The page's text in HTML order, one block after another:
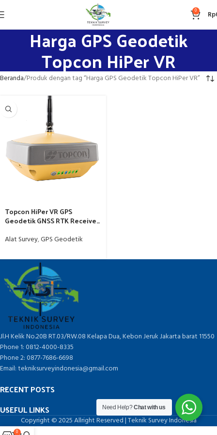
0 Rp
Harga GPS Geodetik
Topcon HiPer VR
Beranda Produk dengan tag “Harga GPS Geodetik Topcon HiPer VR”
Topcon HiPer VR GPS
Geodetik GNSS RTK Receiver
Alat Survey,GPS Geodetik
Jl.H Kelik No.20B RT.03/RW.08 Kelapa Dua, Kebon Jeruk Jakarta barat 11550
Phone 1: 0812-4000-8335
Phone 2: 0877-7686-6698
Email: tekniksurveyindonesia@gmail.com
RECENT POSTS
USEFUL LINKS
Copyright © 2025 Allright Reserved | Teknik Survey Indonesia
Need Help?Chat with us
0